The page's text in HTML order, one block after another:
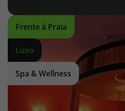
Frente à Praia
Luxo
Spa & Wellness